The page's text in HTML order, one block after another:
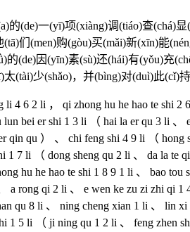
(de)一(yī)项(xiàng)调(tiáo)查(chá)
们(men)购(gòu)买(mǎi)新(xīn)能
(de)因(yīn)素(sù)还(hái)有(yǒu)充
(tài)少(shǎo)，并(bìng)对(duì)此(cǐ)
li ， qi zhong hu he hao te shi 2 6
bei er shi 1 3 li （ hai la er qu 3 li
qu ） 、 chi feng shi 4 9 li （
7 li （ dong sheng qu 2 li 、 da la
hu he hao te shi 1 8 9 1 li 、 bao
rong qi 2 li 、 e wen ke zu zi zhi qi
qu 8 li 、 ning cheng xian 1 li 、 lin
5 li （ ji ning qu 1 2 li 、 feng zhen